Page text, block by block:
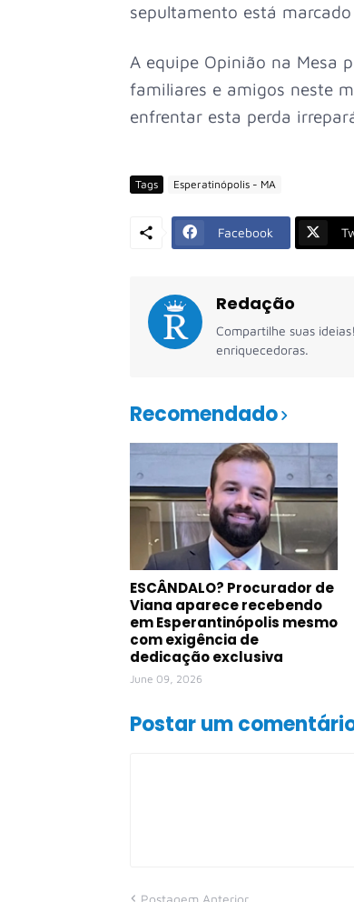
sepultamento está
A equipe Opinião na Mesa
familiares e amigos neste
enfrentar esta perda
Tags Esperatinópolis - MA
Facebook
Redação
Compartilhe suas
enriquecedoras.
Recomendado
ESCÂNDALO? Procurador de
Viana aparece recebendo
em Esperantinópolis mesmo
com exigência de
dedicação exclusiva
June 09, 2026
Postar um
Postagem Anterior